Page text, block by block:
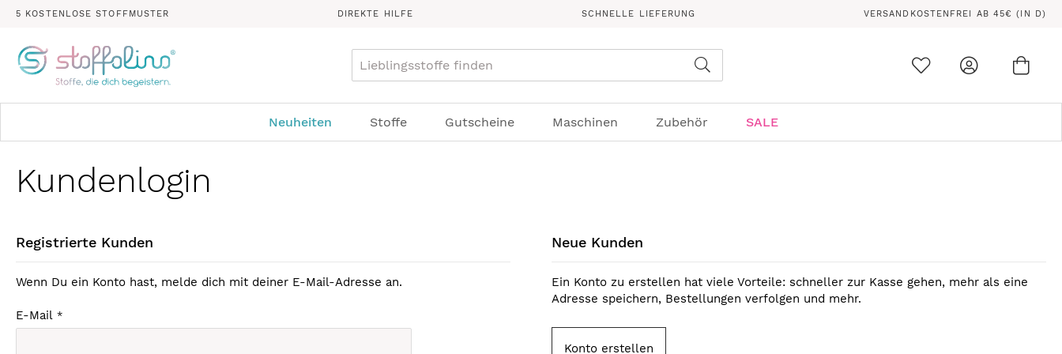
5 KOSTENLOSE STOFFMUSTER DIREKTE HILFE SCHNELLE LIEFERUNG VERSANDKOSTENFREI AB 45€ (IN D)
Suche
Neuheiten Stoffe Gutscheine Maschinen Zubehör SALE
Kundenlogin
Registrierte Kunden
Wenn Du ein Konto hast, melde dich mit deiner E-Mail-Adresse an.
E-Mail
Neue Kunden
Ein Konto zu erstellen hat viele Vorteile: schneller zur Kasse gehen, mehr als eine
Adresse speichern, Bestellungen verfolgen und mehr.
Konto erstellen